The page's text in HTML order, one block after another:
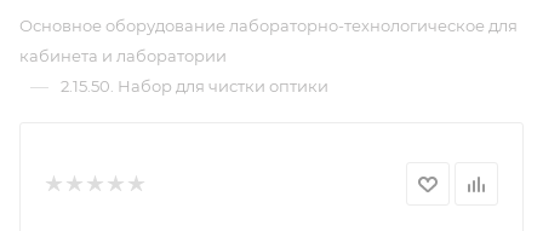
Основное оборудование лабораторно-технологическое для
кабинета и лаборатории
— 2.15.50. Набор для чистки оптики